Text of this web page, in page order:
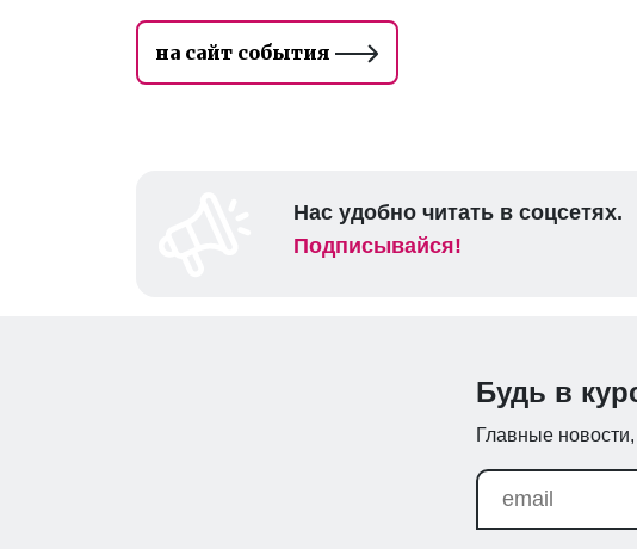
на сайт события
Нас удобно читать в соцсетях.
Подписывайся!
Будь в
Главные